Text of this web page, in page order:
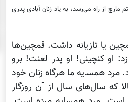
از راه می‌رسد، به یاد زنان آبادی پدری
یا تازیانه داشت. قمچین‌ها
او کنچینی! او پدر لعنت! برو
همسایه ما هرگاه زنان خود
که سال‌های سال از آن روزگار